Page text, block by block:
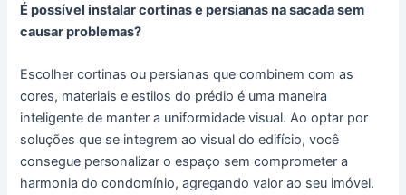
É possível instalar cortinas e persianas na sacada sem
causar problemas?
Escolher cortinas ou persianas que combinem com as
cores, materiais e estilos do prédio é uma maneira
inteligente de manter a uniformidade visual. Ao optar por
soluções que se integrem ao visual do edifício, você
consegue personalizar o espaço sem comprometer a
harmonia do condomínio, agregando valor ao seu imóvel.